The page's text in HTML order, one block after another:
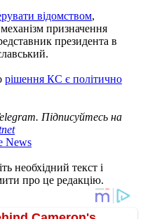
відомством,
призначення
президента в
рішення КС є політично
Підписуйтесь на
News
необхідний текст і
про це редакцію.